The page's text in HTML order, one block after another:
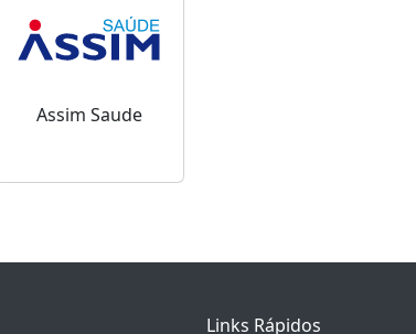
Assim Saude
Links Rápidos